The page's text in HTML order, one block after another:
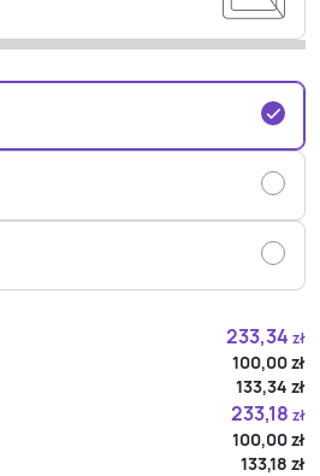
233,34 zł
100,00zł
133,34 zł
233,18 zł
100,00zł
133,18 zł